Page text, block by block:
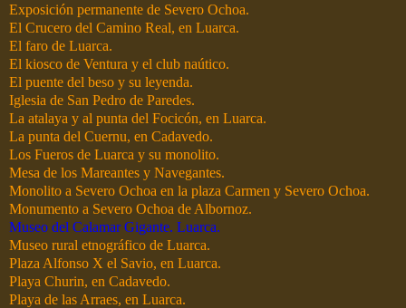
Exposición permanente de Severo Ochoa.
El Crucero del Camino Real, en Luarca.
El faro de Luarca.
El kiosco de Ventura y el club naútico.
El puente del beso y su leyenda.
Iglesia de San Pedro de Paredes.
La atalaya y al punta del Focicón, en Luarca.
La punta del Cuernu, en Cadavedo.
Los Fueros de Luarca y su monolito.
Mesa de los Mareantes y Navegantes.
Monolito a Severo Ochoa en la plaza Carmen y Severo Ochoa.
Monumento a Severo Ochoa de Albornoz.
Museo del Calamar Gigante. Luarca.
Museo rural etnográfico de Luarca.
Plaza Alfonso X el Savio, en Luarca.
Playa Churin, en Cadavedo.
Playa de las Arraes, en Luarca.